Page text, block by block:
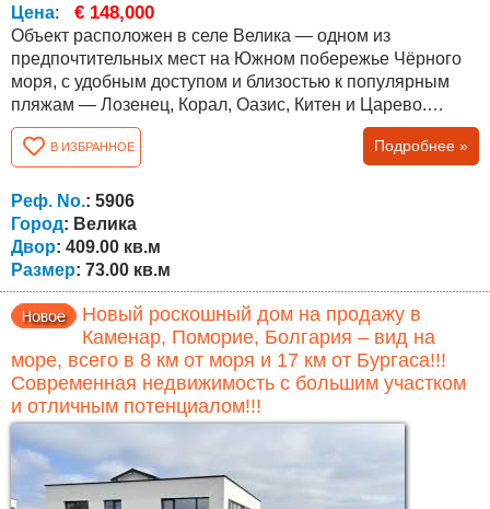
Цена: € 148,000
Объект расположен в селе Велика — одном из
предпочтительных мест на Южном побережье Чёрного
моря, с удобным доступом и близостью к популярным
пляжам — Лозенец, Корал, Оазис, Китен и Царево.
Расстояние до Царево около 10 км, до Приморско —
около 11 км. Дом одноэтажный, с функциональной
планировкой и застроенной площадью 73 кв.м (62 кв.м
внутренняя площадь и 11 кв.м веранда). Включает
просторную гостиную, спальню, дополнительную...
В ИЗБРАННОЕ Подробнее »
Реф. No.: 5906
Город: Велика
Двор: 409.00 кв.м
Размер: 73.00 кв.м
Новый роскошный дом на продажу в
Каменар, Поморие, Болгария – вид на
море, всего в 8 км от моря и 17 км от Бургаса!!!
Современная недвижимость с большим участком
и отличным потенциалом!!!